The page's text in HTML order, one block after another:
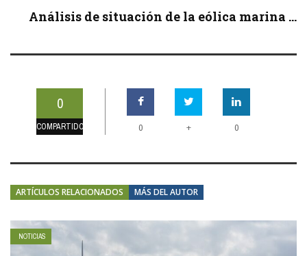
Análisis de situación de la eólica marina ...
0
COMPARTIDOS 0 + 0
ARTÍCULOS RELACIONADOS MÁS DEL AUTOR
NOTICIAS